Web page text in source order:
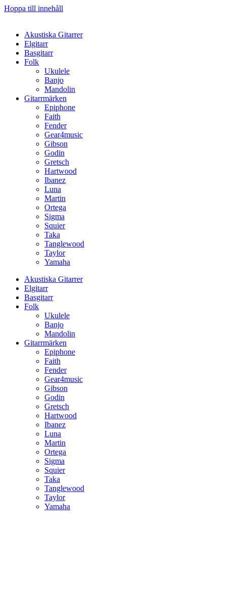
Hoppa till innehåll
Akustiska Gitarrer
Elgitarr
Basgitarr
Folk
Ukulele
Banjo
Mandolin
Gitarrmärken
Epiphone
Faith
Fender
Gear4music
Gibson
Godin
Gretsch
Hartwood
Ibanez
Luna
Martin
Ortega
Sigma
Squier
Taka
Tanglewood
Taylor
Yamaha
Akustiska Gitarrer
Elgitarr
Basgitarr
Folk
Ukulele
Banjo
Mandolin
Gitarrmärken
Epiphone
Faith
Fender
Gear4music
Gibson
Godin
Gretsch
Hartwood
Ibanez
Luna
Martin
Ortega
Sigma
Squier
Taka
Tanglewood
Taylor
Yamaha